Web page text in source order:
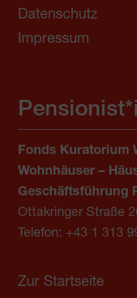
Datenschutz
Impressum
Fonds Kuratorium
Wohnhäuser –
Geschäftsführung
Ottakringer Straße
Telefon: +43 1 313
Zur Startseite